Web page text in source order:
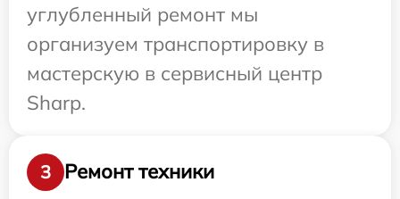
углубленный ремонт мы
организуем транспортировку в
мастерскую в сервисный центр
Sharp.
3
Ремонт техники